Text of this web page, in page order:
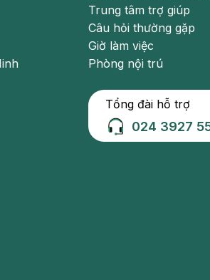
nhôm bao kín viên thuốc. Cũng
ích khác:
Trung tâm trợ giúp
Câu hỏi thường gặp
Giờ làm việc
Phòng nội trú
Tổng đài hỗ trợ
024 3927